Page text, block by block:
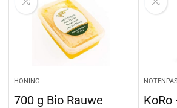
HONING
700 g Bio Rauwe KoRo